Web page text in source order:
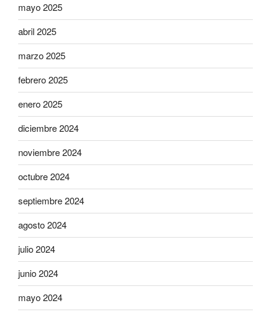
mayo 2025
abril 2025
marzo 2025
febrero 2025
enero 2025
diciembre 2024
noviembre 2024
octubre 2024
septiembre 2024
agosto 2024
julio 2024
junio 2024
mayo 2024